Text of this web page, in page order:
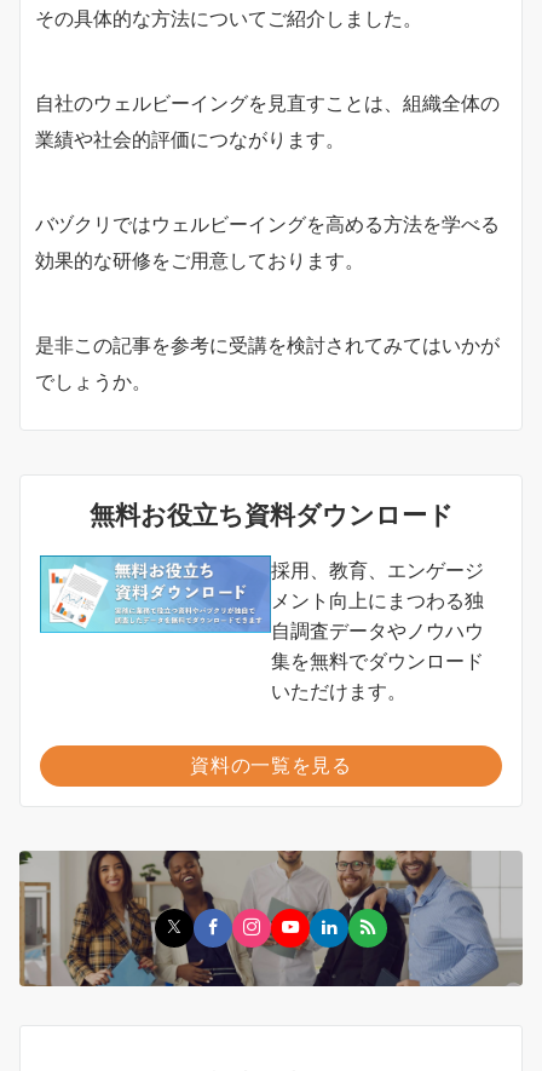
その具体的な方法についてご紹介しました。
自社のウェルビーイングを見直すことは、組織全体の
業績や社会的評価につながります。
バヅクリではウェルビーイングを高める方法を学べる
効果的な研修をご用意しております。
是非この記事を参考に受講を検討されてみてはいかが
でしょうか。
無料お役立ち資料ダウンロード
採用、教育、エンゲージ
メント向上にまつわる独
自調査データやノウハウ
集を無料でダウンロード
いただけます。
資料の一覧を見る